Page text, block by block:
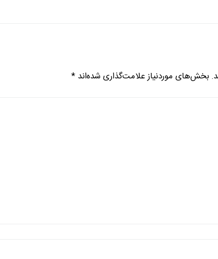
بخش‌های موردنیاز علامت‌گذاری شده‌اند *